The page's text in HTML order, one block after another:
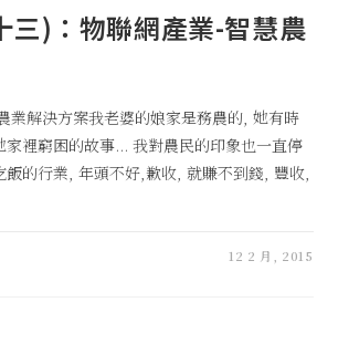
三)：物聯網產業-智慧農
業解決方案我老婆的娘家是務農的, 她有時
家裡窮困的故事... 我對農民的印象也一直停
飯的行業, 年頭不好,歉收, 就賺不到錢, 豐收,
12 2 月, 2015